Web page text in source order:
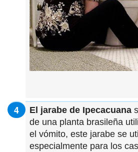
El jarabe de Ipecacuana
de una planta brasileña
el vómito, este jarabe se
especialmente para los